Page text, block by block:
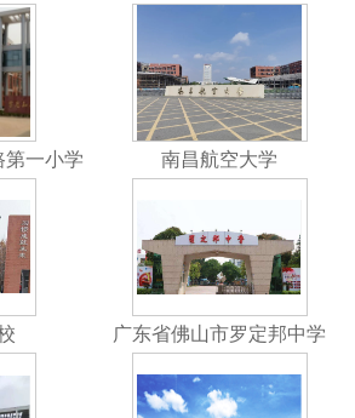
第一小学 南昌航空大学
广东省佛山市罗定邦中学